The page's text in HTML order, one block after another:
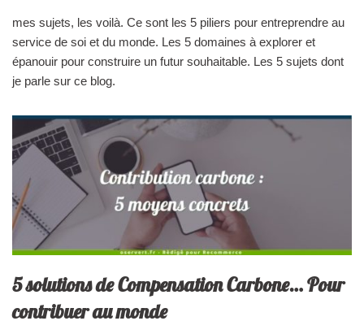
mes sujets, les voilà. Ce sont les 5 piliers pour entreprendre au
service de soi et du monde. Les 5 domaines à explorer et
épanouir pour construire un futur souhaitable. Les 5 sujets dont
je parle sur ce blog.
5 solutions de Compensation Carbone… Pour
contribuer au monde